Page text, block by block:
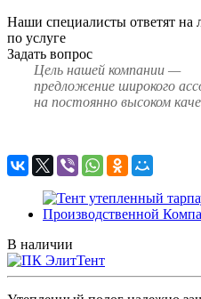
Наши специалисты ответят
по услуге
Задать вопрос
Цель нашей компании —
предложение широкого
на постоянно высоком
В наличии